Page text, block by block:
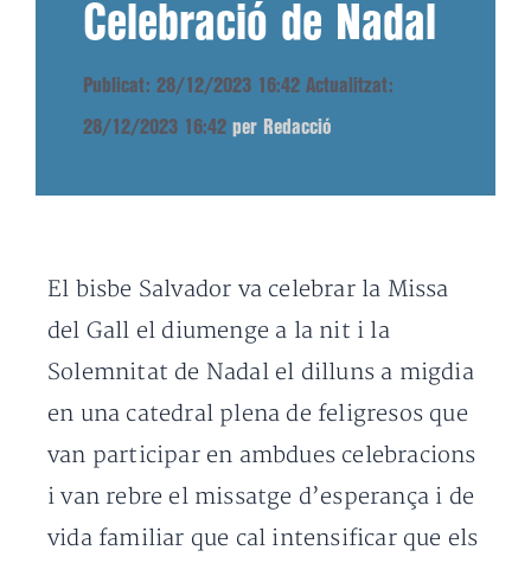
Celebració de Nadal
Publicat: 28/12/2023 16:42 Actualitzat:
28/12/2023 16:42 per Redacció
El bisbe Salvador va celebrar la Missa
del Gall el diumenge a la nit i la
Solemnitat de Nadal el dilluns a migdia
en una catedral plena de feligresos que
van participar en ambdues celebracions
i van rebre el missatge d’esperança i de
vida familiar que cal intensificar que els